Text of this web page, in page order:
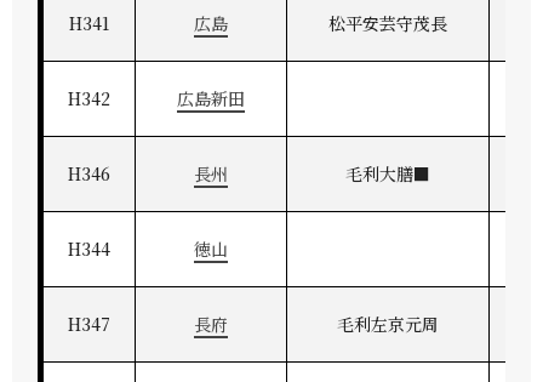
H341 広島 松平安芸守茂長
H342 広島新田
H346 長州 毛利大膳■
H344 徳山
H347 長府 毛利左京元周